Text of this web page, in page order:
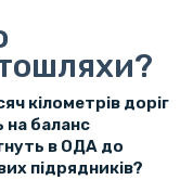
кілометрів доріг
на баланс
в ОДА до
підрядників?